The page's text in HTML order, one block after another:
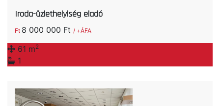
Iroda-üzlethelyiség eladó
Ft 8 000 000 Ft / +ÁFA
61 m2
1